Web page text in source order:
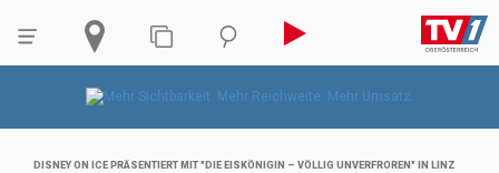
DISNEY ON ICE PRÄSENTIERT MIT "DIE EISKÖNIGIN – VÖLLIG UNVERFROREN" IN LINZ